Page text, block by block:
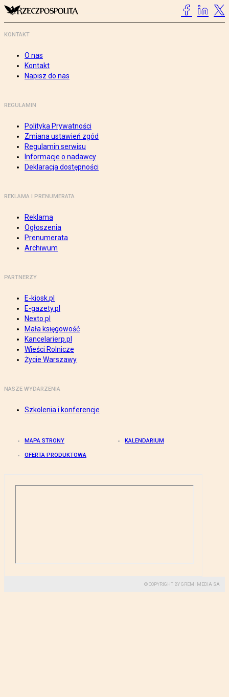
KONTAKT
O nas
Kontakt
Napisz do nas
REGULAMIN
Polityka Prywatności
Zmiana ustawień zgód
Regulamin serwisu
Informacje o nadawcy
Deklaracja dostępności
REKLAMA I PRENUMERATA
Reklama
Ogłoszenia
Prenumerata
Archiwum
PARTNERZY
E-kiosk.pl
E-gazety.pl
Nexto.pl
Mała księgowość
Kancelarierp.pl
Wieści Rolnicze
Życie Warszawy
NASZE WYDARZENIA
Szkolenia i konferencje
MAPA STRONY KALENDARIUM
OFERTA PRODUKTOWA
© COPYRIGHT BY GREMI MEDIA SA